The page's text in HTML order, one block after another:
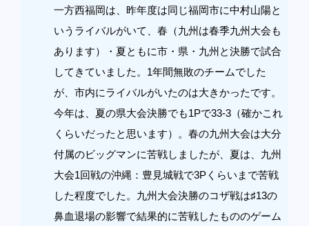
一方西福岡は、昨年度は同じ福岡市に中村山陽と
いうライバルがいて、春（九州は春季九州大会も
あります）・夏ともに市・県・九州と決勝で試合
してきていました。1年間無敗のチームでした
が、市内にライバルがいたのは大きかったです。
今年は、夏の県大会決勝でも1Pで33-3（確かこれ
くらいだったと思います）。春の九州大会は大分
付属のビッグマンに苦戦しましたが、夏は、九州
大会1回戦の沖縄：豊見城戦で3Pくらいまで苦戦
した程度でした。九州大会決勝のコザ戦は♯13の
鼻血退場の影響で結果的に苦戦したもののゲーム